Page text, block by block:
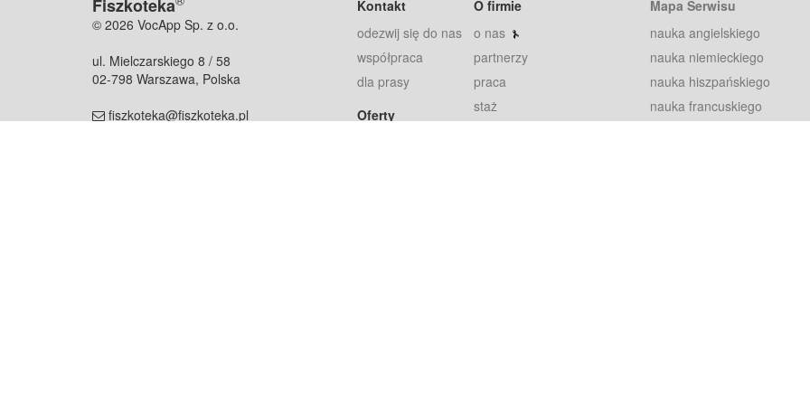
Fiszkoteka
© 2026 VocApp Sp. z o.o.
ul. Mielczarskiego 8 / 58
02-798 Warszawa, Polska
fiszkoteka@fiszkoteka.pl
Kontakt
odezwij się do nas
współpraca
dla prasy
Oferty
O firmie
o nas
partnerzy
praca
staż
Mapa Serwisu
nauka angielskiego
nauka niemieckiego
nauka hiszpańskiego
nauka francuskiego